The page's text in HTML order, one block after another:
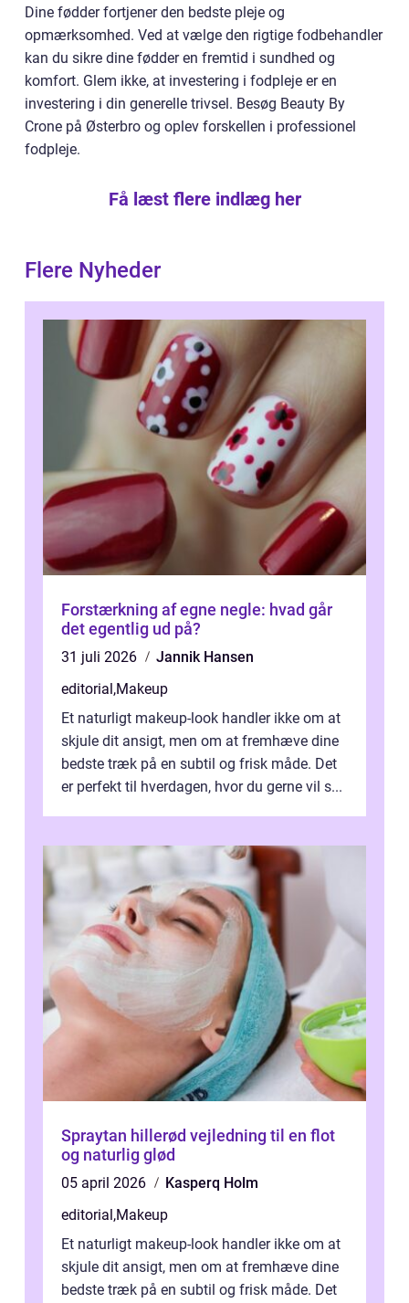
Dine fødder fortjener den bedste pleje og
opmærksomhed. Ved at vælge den rigtige fodbehandler
kan du sikre dine fødder en fremtid i sundhed og
komfort. Glem ikke, at investering i fodpleje er en
investering i din generelle trivsel. Besøg Beauty By
Crone på Østerbro og oplev forskellen i professionel
fodpleje.
Få læst flere indlæg her
Flere Nyheder
Forstærkning af egne negle: hvad går
det egentlig ud på?
31 juli 2026
Jannik Hansen
editorial ,Makeup
Et naturligt makeup-look handler ikke om at
skjule dit ansigt, men om at fremhæve dine
bedste træk på en subtil og frisk måde. Det
er perfekt til hverdagen, hvor du gerne vil s...
Spraytan hillerød vejledning til en flot
og naturlig glød
05 april 2026
Kasperq Holm
editorial ,Makeup
Et naturligt makeup-look handler ikke om at
skjule dit ansigt, men om at fremhæve dine
bedste træk på en subtil og frisk måde. Det